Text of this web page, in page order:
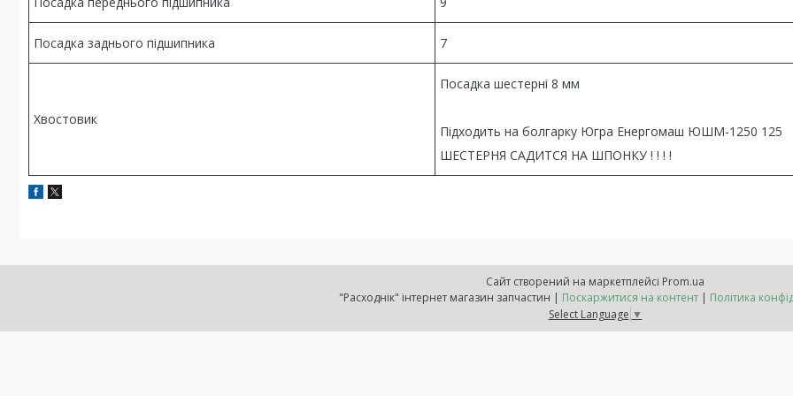
Посадка заднього підшипника 7
Хвостовик
Посадка шестерні 8 мм
Підходить на болгарку Югра Енергомаш ЮШМ-1250 125
ШЕСТЕРНЯ САДИТСЯ НА ШПОНКУ ! ! ! !
Сайт створений на маркетплейсі Prom.ua
"Расходнік" інтернет магазин запчастин | Поскаржитися на контент | Політика
Select Language ▼